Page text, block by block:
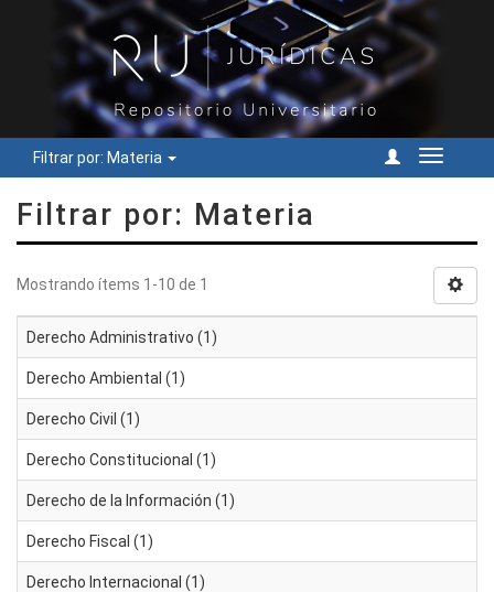
Filtrar por: Materia
Cambiar
Filtrar por: Materia
Mostrando ítems 1-10 de 1
Derecho Administrativo (1)
Derecho Ambiental (1)
Derecho Civil (1)
Derecho Constitucional (1)
Derecho de la Información (1)
Derecho Fiscal (1)
Derecho Internacional (1)